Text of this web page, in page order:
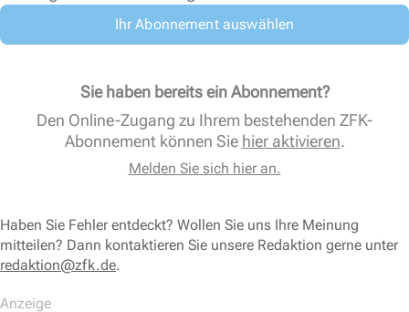
Ihr Abonnement auswählen
Sie haben bereits ein Abonnement?
Den Online-Zugang zu Ihrem bestehenden ZFK-
Abonnement können Sie hier aktivieren.
Melden Sie sich hier an.
Haben Sie Fehler entdeckt? Wollen Sie uns Ihre Meinung
mitteilen? Dann kontaktieren Sie unsere Redaktion gerne unter
redaktion@zfk.de.